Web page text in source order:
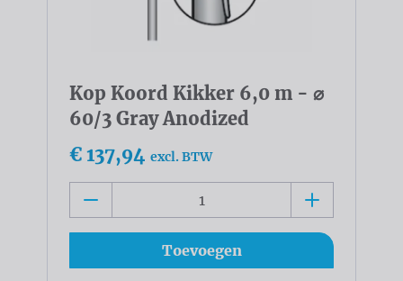
Kop Koord Kikker 6,0 m - ⌀
60/3 Gray Anodized
€ 137,94 excl. BTW
Toevoegen